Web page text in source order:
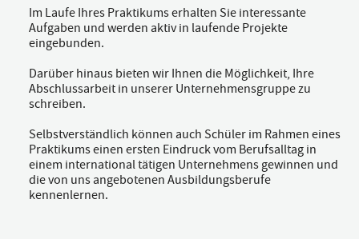
Im Laufe Ihres Praktikums erhalten Sie interessante
Aufgaben und werden aktiv in laufende Projekte
eingebunden.
Darüber hinaus bieten wir Ihnen die Möglichkeit, Ihre
Abschlussarbeit in unserer Unternehmensgruppe zu
schreiben.
Selbstverständlich können auch Schüler im Rahmen eines
Praktikums einen ersten Eindruck vom Berufsalltag in
einem international tätigen Unternehmens gewinnen und
die von uns angebotenen Ausbildungsberufe
kennenlernen.